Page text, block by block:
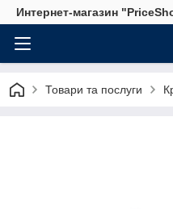
Интернет-магазин
Товари та послуги